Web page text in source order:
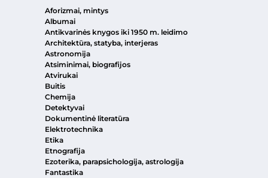
Aforizmai, mintys
Albumai
Antikvarinės knygos iki 1950 m. leidimo
Architektūra, statyba, interjeras
Astronomija
Atsiminimai, biografijos
Atvirukai
Buitis
Chemija
Detektyvai
Dokumentinė literatūra
Elektrotechnika
Etika
Etnografija
Ezoterika, parapsichologija, astrologija
Fantastika